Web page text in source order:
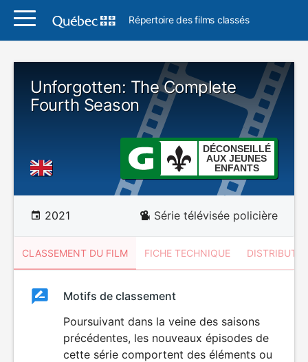
Répertoire des films classés
Unforgotten: The Complete
Fourth Season
DÉCONSEILLÉ
AUX JEUNES
ENFANTS
2021 Série télévisée policière
CLASSEMENT DU FILM FICHE TECHNIQUE
ClassementClassement
DÉCONSEILLÉ
AUX JEUNES
ENFANTS
Motifs de classement
Poursuivant dans la veine des saisons
précédentes, les nouveaux épisodes de
cette série comportent des éléments ou